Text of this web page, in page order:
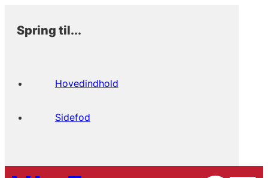
Spring til...
Hovedindhold
Sidefod